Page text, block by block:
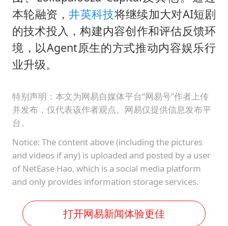
牛津大学一纸声明甩不了锅
儿子陪躺平老爹体验外卖员火了
浙江台州《告全体市民书》
“不怕六爷挂得多 就怕六爷挂一颗”
本轮融资，井英科技将继续加大对AI短剧
的技术投入，构建内容创作和评估反馈环
境，以Agent原生的方式推动内容娱乐行
业升级。
特别声明：本文为网易自媒体平台“网易号”作者上传
并发布，仅代表该作者观点。网易仅提供信息发布平
台。
Notice: The content above (including the pictures
and videos if any) is uploaded and posted by a user
of NetEase Hao, which is a social media platform
and only provides information storage services.
打开网易新闻体验更佳